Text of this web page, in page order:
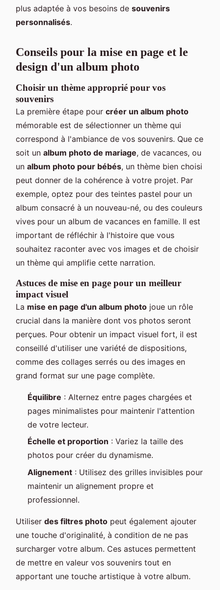
plus adaptée à vos besoins de souvenirs
personnalisés.
Conseils pour la mise en page et le
design d'un album photo
Choisir un thème approprié pour vos
souvenirs
La première étape pour créer un album photo
mémorable est de sélectionner un thème qui
correspond à l'ambiance de vos souvenirs. Que ce
soit un album photo de mariage, de vacances, ou
un album photo pour bébés, un thème bien choisi
peut donner de la cohérence à votre projet. Par
exemple, optez pour des teintes pastel pour un
album consacré à un nouveau-né, ou des couleurs
vives pour un album de vacances en famille. Il est
important de réfléchir à l'histoire que vous
souhaitez raconter avec vos images et de choisir
un thème qui amplifie cette narration.
Astuces de mise en page pour un meilleur
impact visuel
La mise en page d'un album photo joue un rôle
crucial dans la manière dont vos photos seront
perçues. Pour obtenir un impact visuel fort, il est
conseillé d'utiliser une variété de dispositions,
comme des collages serrés ou des images en
grand format sur une page complète.
Équilibre : Alternez entre pages chargées et
pages minimalistes pour maintenir l'attention
de votre lecteur.
Échelle et proportion : Variez la taille des
photos pour créer du dynamisme.
Alignement : Utilisez des grilles invisibles pour
maintenir un alignement propre et
professionnel.
Utiliser des filtres photo peut également ajouter
une touche d'originalité, à condition de ne pas
surcharger votre album. Ces astuces permettent
de mettre en valeur vos souvenirs tout en
apportant une touche artistique à votre album.